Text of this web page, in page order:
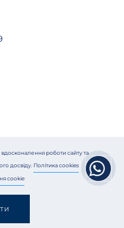
роботи сайту та
досвіду. Політика cookies
cookie